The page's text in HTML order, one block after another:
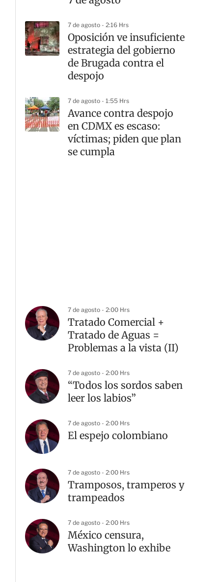
7 de agosto - 2:16 Hrs
Oposición ve insuficiente
estrategia del gobierno
de Brugada contra el
despojo
7 de agosto - 1:55 Hrs
Avance contra despojo
en CDMX es escaso:
víctimas; piden que plan
se cumpla
7 de agosto - 2:00 Hrs
Tratado Comercial +
Tratado de Aguas =
Problemas a la vista (II)
7 de agosto - 2:00 Hrs
“Todos los sordos saben
leer los labios”
7 de agosto - 2:00 Hrs
El espejo colombiano
7 de agosto - 2:00 Hrs
Tramposos, tramperos y
trampeados
7 de agosto - 2:00 Hrs
México censura,
Washington lo exhibe